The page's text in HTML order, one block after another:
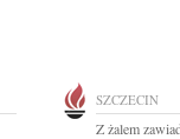
SZCZECIN
Z żalem